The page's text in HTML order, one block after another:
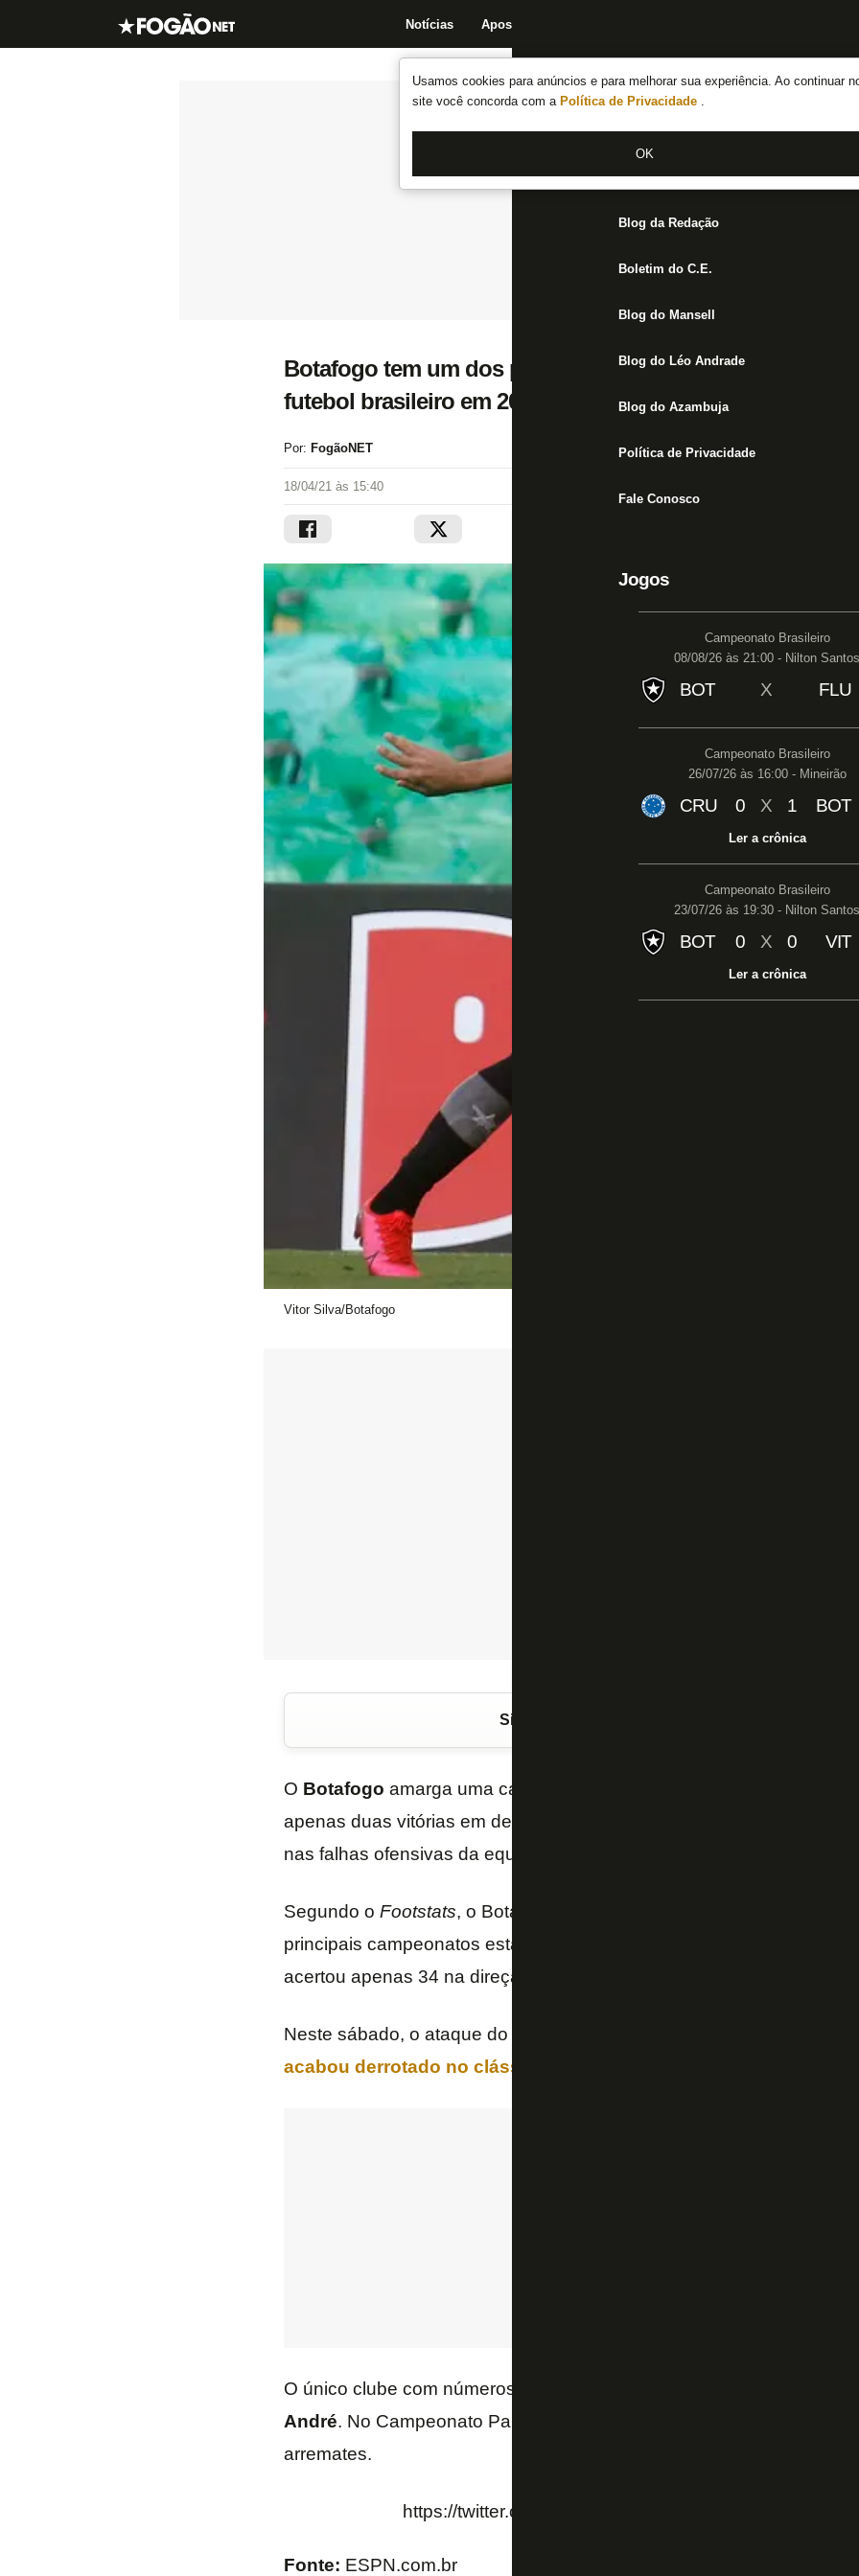
Usamos cookies para anúncios e para melhorar sua experiência. Ao continuar
site você concorda com a Política de Privacidade .
OK
Notícias Apostas
Notícias do Botafogo
Fórum
Jogos
Blog da Redação
Boletim do C.E.
Blog do Mansell
Blog do Léo Andrade
Blog do Azambuja
Política de Privacidade
Fale Conosco
Jogos
Campeonato Brasileiro
08/08/26 às 21:00 - Nilton Santos
BOT X FLU
Campeonato Brasileiro
26/07/26 às 16:00 - Mineirão
CRU 0 X 1 BOT
Ler a crônica
Campeonato Brasileiro
23/07/26 às 19:30 - Nilton Santos
BOT 0 X 0 VIT
Ler a crônica
Botafogo tem um dos piores aproveitamentos em
futebol brasileiro em 2021
Por: FogãoNET
18/04/21 às 15:40
Vitor Silva/Botafogo
Siga o FogãoNET
O Botafogo amarga uma campanha sofrível no
apenas duas vitórias em dez jogos. Uma das razões para esse
nas falhas ofensivas da equipe.
Segundo o Footstats, o Botafogo tem a segunda pior pontaria entre
principais campeonatos estaduais de 2021. Em 123 finalizações no
acertou apenas 34 na direção do gol, com um aproveitamento de
Neste sábado, o ataque do Botafogo voltou a passar em branco. O
acabou derrotado no clássico contra o Fluminense por 1 a 0
O único clube com números piores em relação ao Botafogo nas
André. No Campeonato Paulista, o time do ABC tem 26,8% de
arremates.
https://twitter.com/Footstats/status/
Fonte: ESPN.com.br